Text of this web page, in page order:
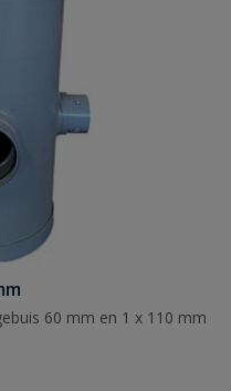
60 mm en 1 x 110 mm